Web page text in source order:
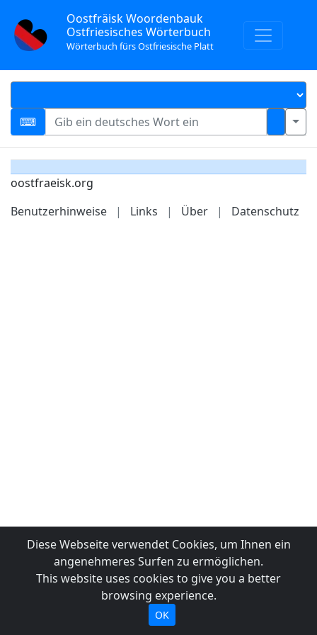
Oostfräisk Woordenbauk
Ostfriesisches Wörterbuch
Wörterbuch fürs Ostfriesische Platt
oostfraeisk.org
Benutzerhinweise
| Links | Über | Datenschutz
Diese Webseite verwendet Cookies, um Ihnen ein
angenehmeres Surfen zu ermöglichen.
This website uses cookies to give you a better
browsing experience.
OK